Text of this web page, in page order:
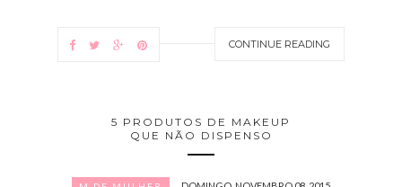
CONTINUE READING
5 PRODUTOS DE MAKEUP
QUE NÃO DISPENSO